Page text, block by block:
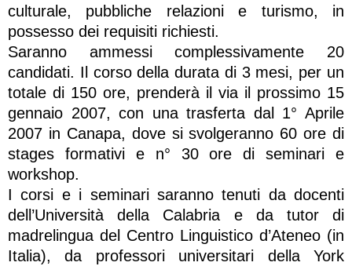
culturale, pubbliche relazioni e turismo, in
possesso dei requisiti richiesti.
Saranno ammessi complessivamente 20
candidati. Il corso della durata di 3 mesi, per un
totale di 150 ore, prenderà il via il prossimo 15
gennaio 2007, con una trasferta dal 1° Aprile
2007 in Canapa, dove si svolgeranno 60 ore di
stages formativi e n° 30 ore di seminari e
workshop.
I corsi e i seminari saranno tenuti da docenti
dell’Università della Calabria e da tutor di
madrelingua del Centro Linguistico d’Ateneo (in
Italia), da professori universitari della York